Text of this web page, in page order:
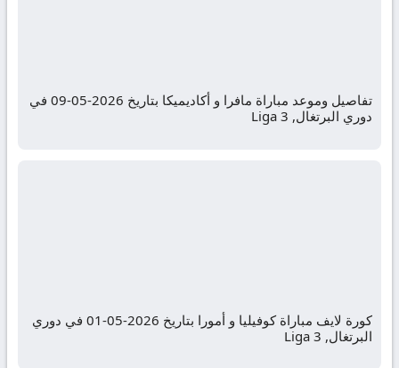
تفاصيل وموعد مباراة مافرا و أكاديميكا بتاريخ 2026-05-09 في
دوري البرتغال, Liga 3
كورة لايف مباراة كوفيليا و أمورا بتاريخ 2026-05-01 في دوري
البرتغال, Liga 3